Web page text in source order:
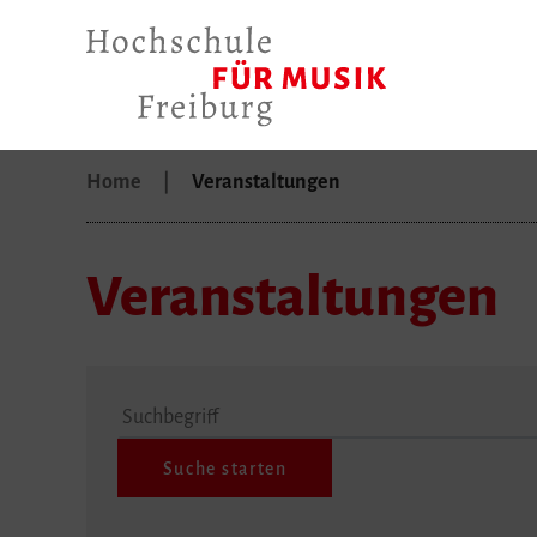
Home Veranstaltungen
Veranstaltungen
Suchbegriff